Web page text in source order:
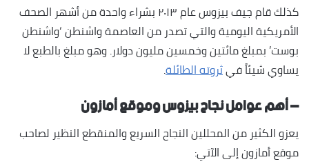
كذلك قام جيف بيزوس عام ٢٠١٣ بشراء واحدة من أشهر الصحف
الأمريكية اليومية والتي تصدر من العاصمة واشنطن ‘واشنطن
بوست’ بمبلغ مائتين وخمسين مليون دولار. وهو مبلغ بالطبع لا
يساوي شيئاً فيثروته الطائلة.
– أهم عوامل نجاح بيزوس وموقع أمازون
يعزو الكثير من المحللين النجاح السريع والمنقطع النظير لصاحب
موقع أمازون إلى الآتي: